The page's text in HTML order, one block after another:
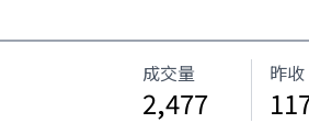
成交量
2,477
昨收